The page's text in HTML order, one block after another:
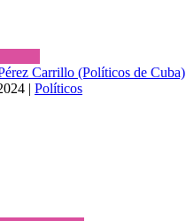
Carrillo (Políticos de Cuba)
| Políticos